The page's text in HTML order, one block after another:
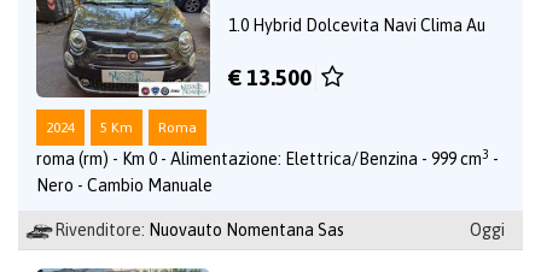
1.0 Hybrid Dolcevita Navi Clima Au
€ 13.500
2024 5 Km Roma
roma (rm) - Km 0 - Alimentazione: Elettrica/Benzina - 999 cm3 -
Nero - Cambio Manuale
Rivenditore: Nuovauto Nomentana Sas Oggi